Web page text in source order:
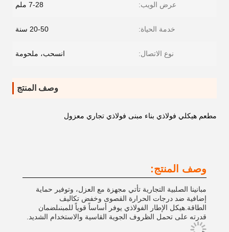
عرض الويب: 7-28 ملم
خدمة الحياة: 20-50 سنة
نوع الاتصال: انسحب، ملحومة
وصف المنتج
مطعم هيكلي فولاذي بناء مبنى فولاذي تجاري معزول
وصف المنتج:
مبانينا الصلبية التجارية تأتي مجهزة مع العزل، وتوفير حماية
إضافية ضد درجات الحرارة القصوى وخفض تكاليف
الطاقة.هيكل الإطار الفولاذي يوفر أساساً قوياً للمبنىلضمان
قدرته على تحمل الظروف الجوية القاسية والاستخدام الشديد.